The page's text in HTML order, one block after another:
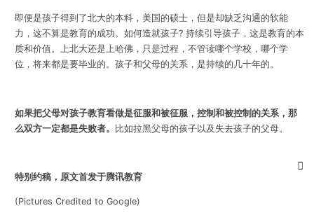
即便是孩子得到了北大的本科，美国的硕士，但是却缺乏沟通的软能
力，这不算是教育的成功。如何造就孩子? 持续引导孩子，这是教育的本
质和价值。上北大还是上哈佛，只是过程，不管读哪个学校，哪个学
位，将来都是要毕业的。孩子和父母的关系，是持续的几十年的。
如果把父母对孩子教育看做是征服和被征服，控制和被控制的关系，那
么双方一定都是失败者。 比如拉黑父母的孩子以及失去孩子的父母。
特别约稿，原文首发于腾讯教育
(Pictures Credited to Google)